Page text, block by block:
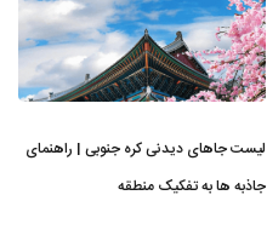
لیست جاهای دیدنی کره جنوبی | راهنمای
جاذبه ها به تفکیک منطقه